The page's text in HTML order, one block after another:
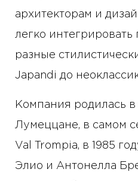
архитекторам и
легко
разные
Japandi до
Компания родилась
Лумеццане, в самом
Val Trompia, в 1985
Элио и Антонелла